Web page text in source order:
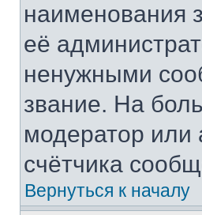
наименования
её
ненужными
звание. На
модератор или
счётчика
Вернуться к началу